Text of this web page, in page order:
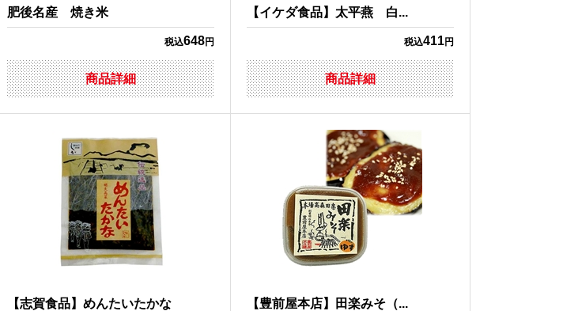
肥後名産 焼き米
税込648円
商品詳細
【イケダ食品】太平燕 白...
税込411円
商品詳細
【志賀食品】めんたいたかな 【豊前屋本店】田楽みそ（...